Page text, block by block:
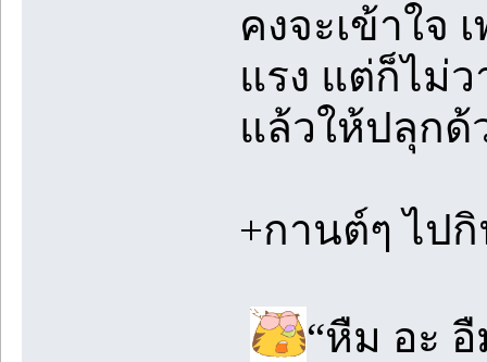
คงจะเข้าใจ
แรง แต่ก็ไม่
แล้วให้ปลุกด้
+กานต์ๆ ไป
“หืม อะ